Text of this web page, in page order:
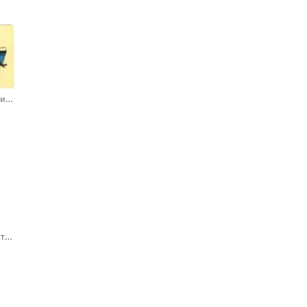
Старинные автомобили (календарь на 25 лет) - Швейцарская самодвижущаяся карета
Водители! Оставляйте транспорт на площадках, обозначенных знаком «Место стоянки»